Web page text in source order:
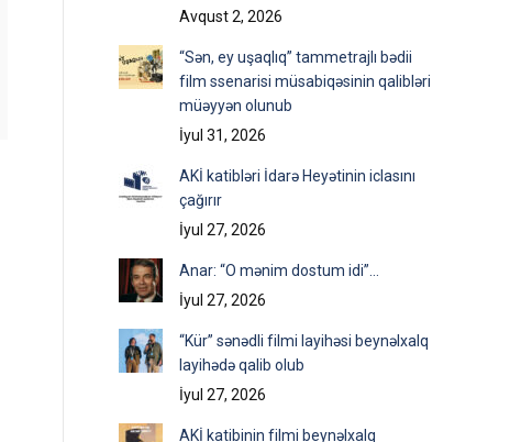
Avqust 2, 2026
“Sən, ey uşaqlıq” tammetrajlı bədii
film ssenarisi müsabiqəsinin qalibləri
müəyyən olunub
İyul 31, 2026
AKİ katibləri İdarə Heyətinin iclasını
çağırır
İyul 27, 2026
Anar: “O mənim dostum idi”…
İyul 27, 2026
“Kür” sənədli filmi layihəsi beynəlxalq
layihədə qalib olub
İyul 27, 2026
AKİ katibinin filmi beynəlxalq